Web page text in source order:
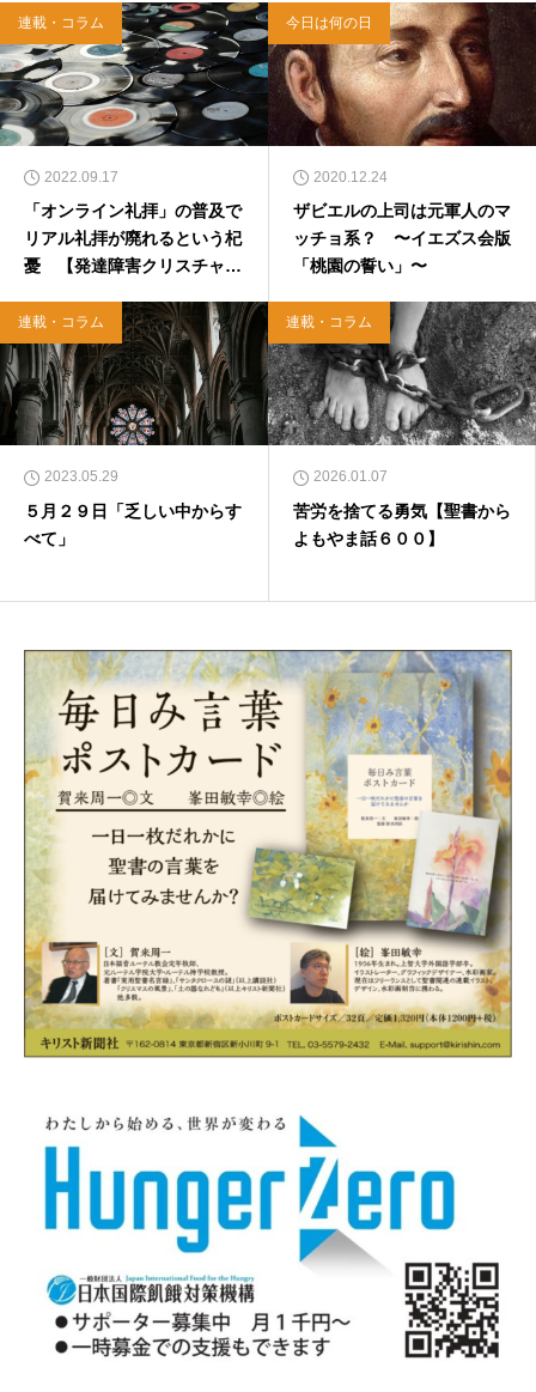
連載・コラム
2022.09.17
「オンライン礼拝」の普及で
リアル礼拝が廃れるという杞
憂 【発達障害クリスチャン
今日は何の日
2020.12.24
ザビエルの上司は元軍人のマ
ッチョ系？ 〜イエズス会版
「桃園の誓い」〜
連載・コラム
2023.05.29
５月２９日「乏しい中からす
べて」
連載・コラム
2026.01.07
苦労を捨てる勇気【聖書から
よもやま話６００】